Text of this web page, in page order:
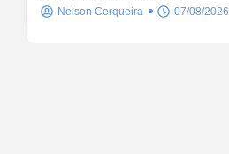
Neison Cerqueira 07/08/2026